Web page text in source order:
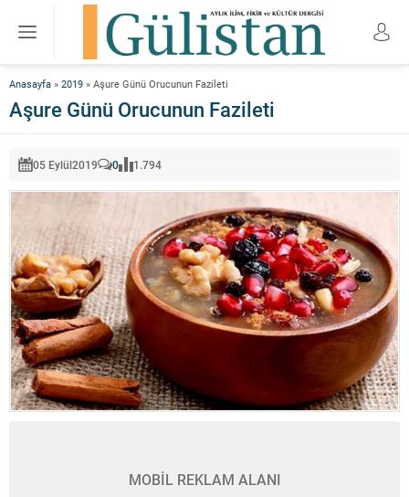
Anasayfa » 2019 » Aşure Günü Orucunun Fazileti
Aşure Günü Orucunun Fazileti
05 Eylül2019 0 1.794
MOBİL REKLAM ALANI